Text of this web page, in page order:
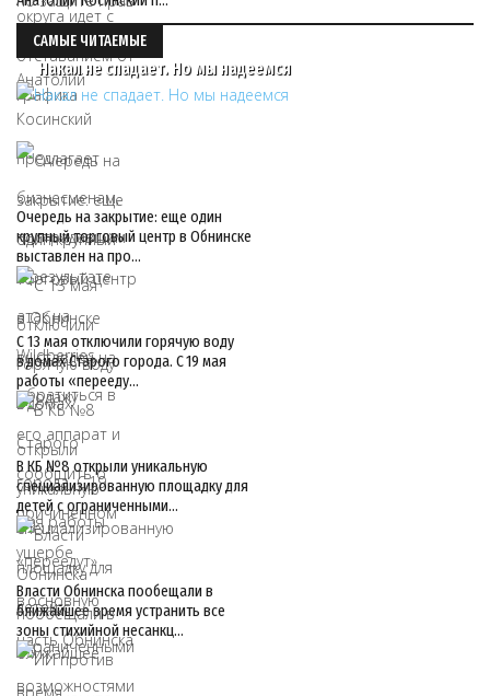
САМЫЕ ЧИТАЕМЫЕ
Накал не спадает. Но мы надеемся
Очередь на закрытие: еще один
крупный торговый центр в Обнинске
выставлен на про…
С 13 мая отключили горячую воду
в домах Старого города. С 19 мая
работы «перееду…
В КБ №8 открыли уникальную
специализированную площадку для
детей с ограниченными…
Власти Обнинска пообещали в
ближайшее время устранить все
зоны стихийной несанкц…